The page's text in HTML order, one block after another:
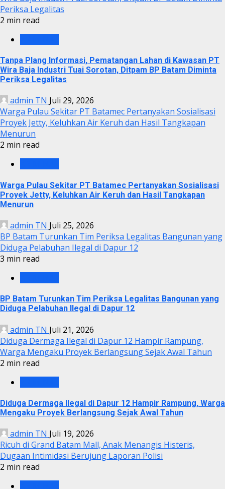
Periksa Legalitas
2 min read
Tanpa Plang Informasi, Pematangan Lahan di Kawasan PT
Wira Baja Industri Tuai Sorotan, Ditpam BP Batam Diminta
Periksa Legalitas
admin TN Juli 29, 2026
Warga Pulau Sekitar PT Batamec Pertanyakan Sosialisasi
Proyek Jetty, Keluhkan Air Keruh dan Hasil Tangkapan
Menurun
2 min read
Warga Pulau Sekitar PT Batamec Pertanyakan Sosialisasi
Proyek Jetty, Keluhkan Air Keruh dan Hasil Tangkapan
Menurun
admin TN Juli 25, 2026
BP Batam Turunkan Tim Periksa Legalitas Bangunan yang
Diduga Pelabuhan Ilegal di Dapur 12
3 min read
BP Batam Turunkan Tim Periksa Legalitas Bangunan yang
Diduga Pelabuhan Ilegal di Dapur 12
admin TN Juli 21, 2026
Diduga Dermaga Ilegal di Dapur 12 Hampir Rampung,
Warga Mengaku Proyek Berlangsung Sejak Awal Tahun
2 min read
Diduga Dermaga Ilegal di Dapur 12 Hampir Rampung, Warga
Mengaku Proyek Berlangsung Sejak Awal Tahun
admin TN Juli 19, 2026
Ricuh di Grand Batam Mall, Anak Menangis Histeris,
Dugaan Intimidasi Berujung Laporan Polisi
2 min read